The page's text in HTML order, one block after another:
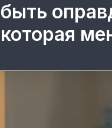
быть
которая